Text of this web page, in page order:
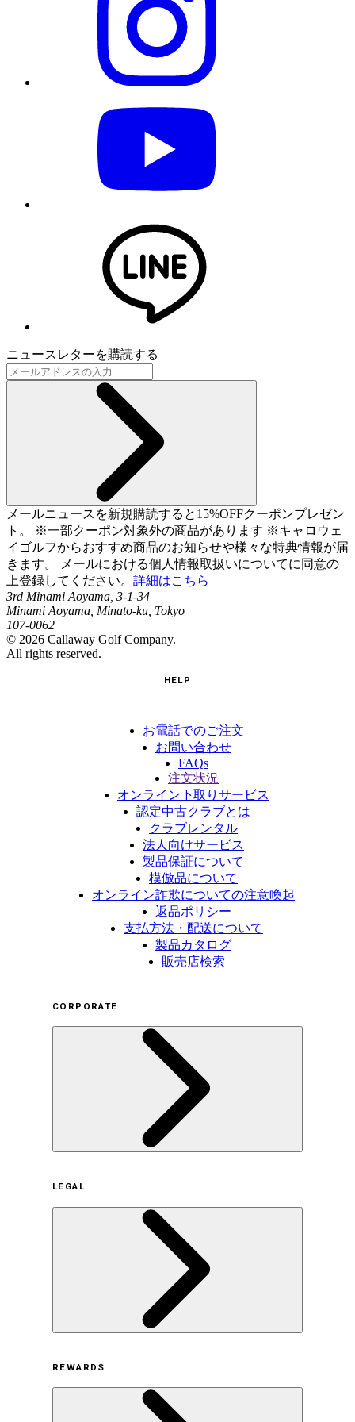
ニュースレターを購読する
メールニュースを新規購読すると15%OFFクーポンプレゼン
ト。 ※一部クーポン対象外の商品があります ※キャロウェ
イゴルフからおすすめ商品のお知らせや様々な特典情報が届
きます。 メールにおける個人情報取扱いについてに同意の
上登録してください。 詳細はこちら
3rd Minami Aoyama, 3-1-34
Minami Aoyama, Minato-ku, Tokyo
107-0062
© 2026 Callaway Golf Company.
All rights reserved.
HELP
お電話でのご注文
お問い合わせ
FAQs
注文状況
オンライン下取りサービス
認定中古クラブとは
クラブレンタル
法人向けサービス
製品保証について
模倣品について
オンライン詐欺についての注意喚起
返品ポリシー
支払方法・配送について
製品カタログ
販売店検索
CORPORATE
サステナビリティの取り組み（日本）
サステナビリティの取り組み（米国/英語）
ヒストリー
採用情報
LEGAL
オンラインストア利用規約
プライバシーポリシー
特定商取引法に基づく表示
REWARDS